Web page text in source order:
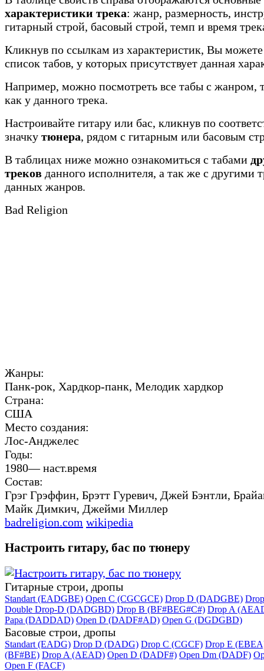
характеристики трека: жанр, размерность,
гитарный строй, басовый строй, темп и время
Кликнув по ссылкам из характеристик, Вы
список табов, у которых присутствует данная
Например, можно посмотреть все табы с жанром,
как у данного трека.
Настроивайте гитару или бас, кликнув по
значку тюнера, рядом с гитарным или басовым
В таблицах ниже можно ознакомиться с табами
треков данного исполнителя, а так же с другими
данных жанров.
Bad Religion
Жанры:
Панк-рок, Хардкор-панк, Мелодик хардкор
Страна:
США
Место создания:
Лос-Анджелес
Годы:
1980— наст.время
Состав:
Грэг Грэффин, Брэтт Гуревич, Джей Бэнтли,
Майк Димкич, Джейми Миллер
badreligion.com wikipedia
Настроить гитару, бас по тюнеру
Гитарные строи, дропы
Standart (EADGBE) Open C (CGCGCE) Drop D (DADGBE)
Double Drop-D (DADGBD) Drop B (BF#BEG#C#) Drop A
Papa (DADDAD) Open D (DADF#AD) Open G (DGDGBD)
Басовые строи, дропы
Standart (EADG) Drop D (DADG) Drop C (CGCF) Drop E
(BF#BE) Drop A (AEAD) Open D (DADF#) Open Dm (DADF)
Open F (FACF)